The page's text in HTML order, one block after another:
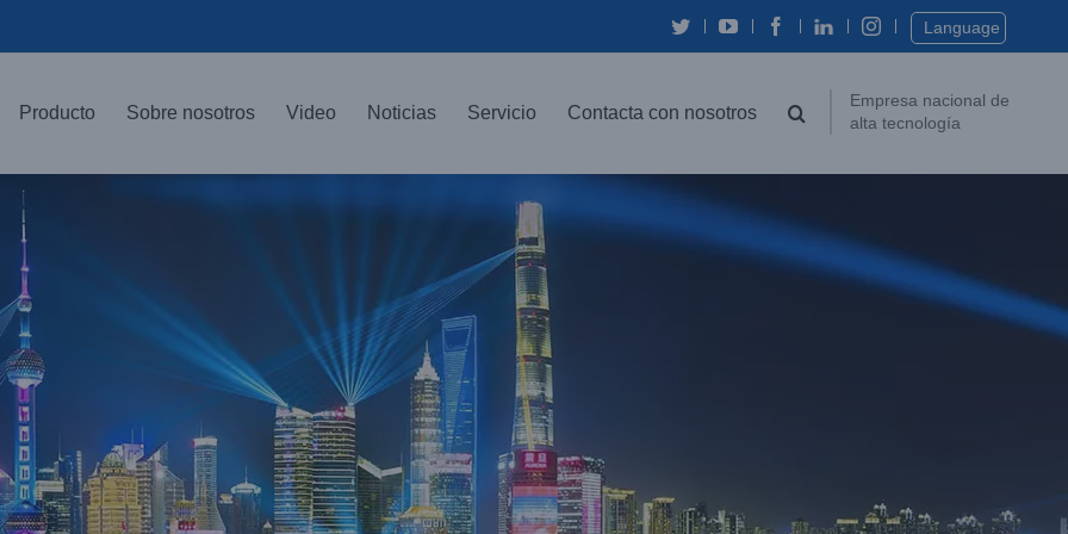
TwitterYouTubeFacebook
In InstagramLanguage
Producto Sobre nosotros Video Noticias Servicio Contacta con nosotros
Empresa nacional de
alta tecnología